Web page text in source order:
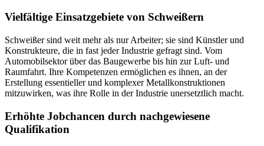
Vielfältige Einsatzgebiete von Schweißern
Schweißer sind weit mehr als nur Arbeiter; sie sind Künstler und
Konstrukteure, die in fast jeder Industrie gefragt sind. Vom
Automobilsektor über das Baugewerbe bis hin zur Luft- und
Raumfahrt. Ihre Kompetenzen ermöglichen es ihnen, an der
Erstellung essentieller und komplexer Metallkonstruktionen
mitzuwirken, was ihre Rolle in der Industrie unersetztlich macht.
Erhöhte Jobchancen durch nachgewiesene
Qualifikation